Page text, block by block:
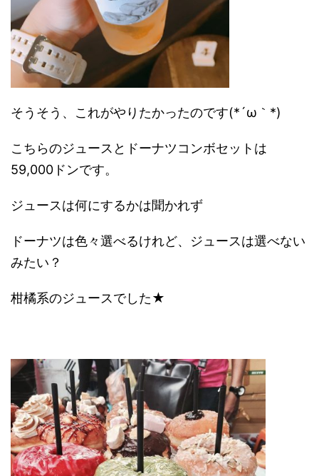
そうそう、これがやりたかったのです(*´ω｀*)
こちらのジュースとドーナツコンボセットは
59,000ドンです。
ジュースは何にするかは聞かれず
ドーナツは色々選べるけれど、ジュースは選べない
みたい？
柑橘系のジュースでした★